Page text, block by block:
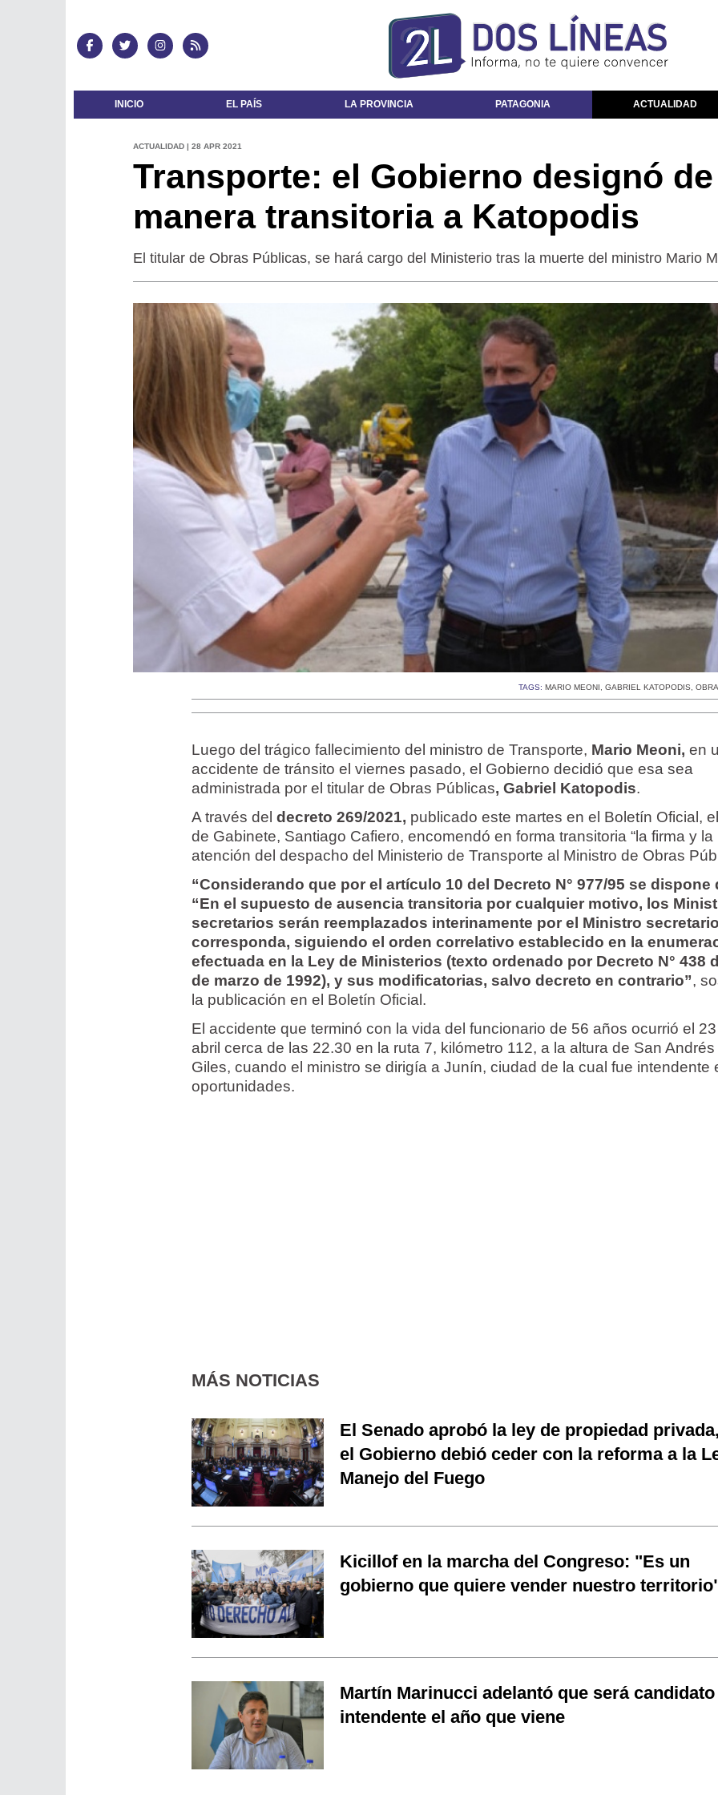
INICIO EL PAÍS LA PROVINCIA PATAGONIA ACTUALIDAD
ACTUALIDAD | 28 APR 2021
Transporte: el Gobierno designó de
manera transitoria a Katopodis
El titular de Obras Públicas, se hará cargo del Ministerio tras la muerte del ministro Mario
TAGS:MARIO MEONI ,GABRIEL KATOPODIS ,
Luego del trágico fallecimiento del ministro de Transporte, Mario Meoni,en
accidente de tránsito el viernes pasado, el Gobierno decidió que esa sea
administrada por el titular de Obras Públicas, Gabriel Katopodis.
A través deldecreto 269/2021, publicado este martes en el Boletín Oficial,
de Gabinete, Santiago Cafiero, encomendó en forma transitoria “la firma y la
atención del despacho del Ministerio de Transporte al Ministro de Obras
“Considerando que por el artículo 10 del Decreto N° 977/95 se dispone
“En el supuesto de ausencia transitoria por cualquier motivo, los
secretarios serán reemplazados interinamente por el Ministro
corresponda, siguiendo el orden correlativo establecido en la
efectuada en la Ley de Ministerios (texto ordenado por Decreto N° 438
de marzo de 1992), y sus modificatorias, salvo decreto en contrario”,
la publicación en el Boletín Oficial.
El accidente que terminó con la vida del funcionario de 56 años ocurrió el
abril cerca de las 22.30 en la ruta 7, kilómetro 112, a la altura de San Andrés
Giles, cuando el ministro se dirigía a Junín, ciudad de la cual fue intendente
oportunidades.
MÁS NOTICIAS
El Senado aprobó la ley de propiedad
el Gobierno debió ceder con la reforma a la
Manejo del Fuego
Kicillof en la marcha del Congreso: "Es un
gobierno que quiere vender nuestro
Martín Marinucci adelantó que será candidato
intendente el año que viene